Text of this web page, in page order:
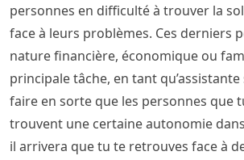
personnes en difficulté à trouver la
face à leurs problèmes. Ces derniers
nature financière, économique ou
principale tâche, en tant
faire en sorte que les personnes que
trouvent une certaine autonomie
il arrivera que tu te retrouves face à